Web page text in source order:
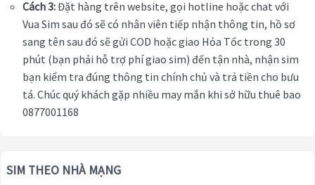
Cách 3:Đặt hàng trên website, gọi hotline hoặc chat với
Vua Sim sau đó sẽ có nhân viên tiếp nhận thông tin, hồ sơ
sang tên sau đó sẽ gửi COD hoặc giao Hỏa Tốc trong 30
phút (bạn phải hỗ trợ phí giao sim) đến tận nhà, nhận sim
bạn kiểm tra đúng thông tin chính chủ và trả tiền cho bưu
tá. Chúc quý khách gặp nhiều may mắn khi sở hữu thuê bao
0877001168
SIM THEO NHÀ MẠNG